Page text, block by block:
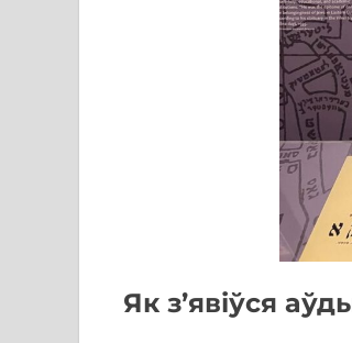
Як з’явіўся